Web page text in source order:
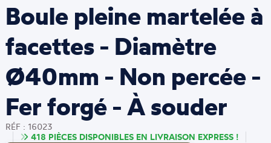
Boule pleine martelée à
facettes - Diamètre
Ø40mm - Non percée -
Fer forgé - À souder
RÉF : 16023
418 PIÈCES DISPONIBLES EN LIVRAISON EXPRESS !